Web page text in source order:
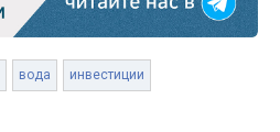
вода инвестиции